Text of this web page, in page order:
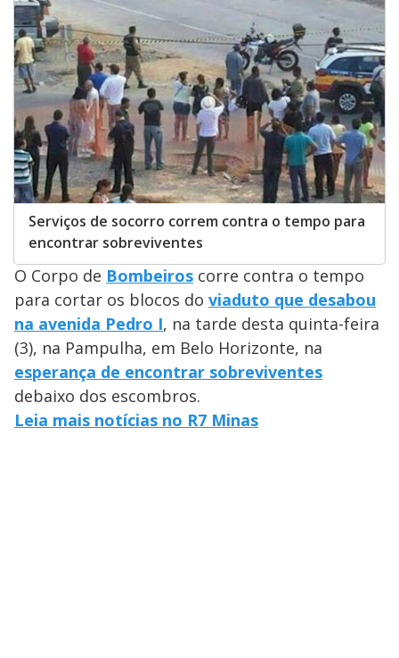
Serviços de socorro correm contra o tempo para
encontrar sobreviventes
O Corpo de Bombeiros corre contra o tempo
para cortar os blocos do viaduto que desabou
na avenida Pedro I, na tarde desta quinta-feira
(3), na Pampulha, em Belo Horizonte, na
esperança de encontrar sobreviventes
debaixo dos escombros.
Leia mais notícias no R7 Minas